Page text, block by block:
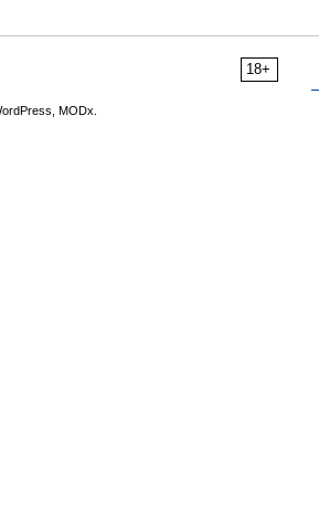
18+
MODx.